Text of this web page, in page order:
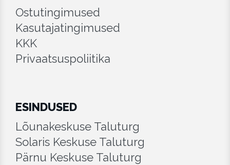
Ostutingimused
Kasutajatingimused
KKK
Privaatsuspoliitika
ESINDUSED
Lõunakeskuse Taluturg
Solaris Keskuse Taluturg
Pärnu Keskuse Taluturg